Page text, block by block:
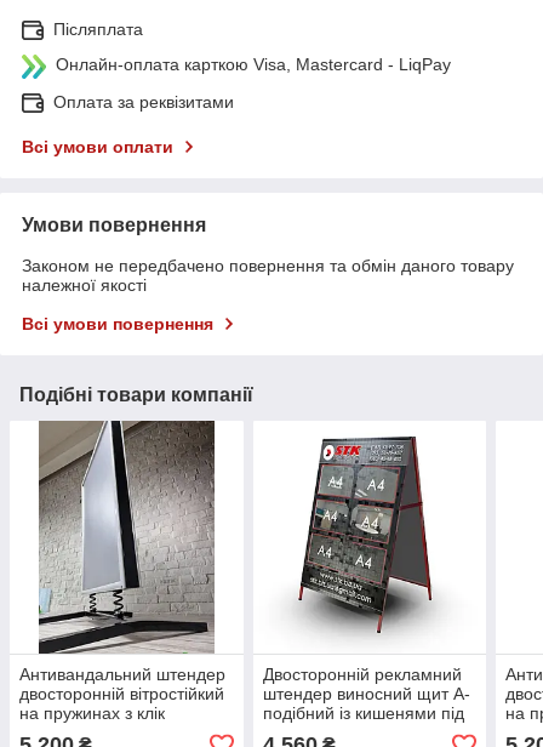
Післяплата
Онлайн-оплата карткою Visa, Mastercard - LiqPay
Оплата за реквізитами
Всі умови оплати
Умови повернення
Законом не передбачено повернення та обмін даного товару
належної якості
Всі умови повернення
Подібні товари компанії
Антивандальний штендер
двосторонній вітростійкий
на пружинах з клік
системою мимохід для
Двосторонній рекламний
штендер виносний щит А-
подібний із кишенями під
А4 для реклами вуличний
на